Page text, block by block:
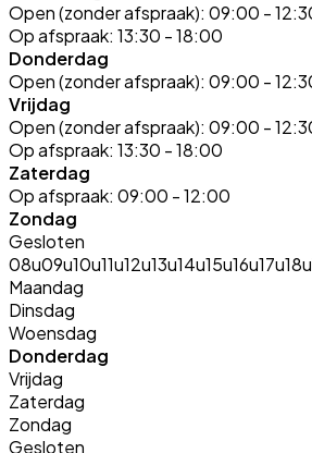
Open (zonder afspraak): 09:00 -
Op afspraak: 13:30 - 18:00
Donderdag
Open (zonder afspraak): 09:00 -
Vrijdag
Open (zonder afspraak): 09:00 -
Op afspraak: 13:30 - 18:00
Zaterdag
Op afspraak: 09:00 - 12:00
Zondag
Gesloten
08u09u10u11u12u13u14u15u16u17u18u
Maandag
Dinsdag
Woensdag
Donderdag
Vrijdag
Zaterdag
Zondag
Gesloten